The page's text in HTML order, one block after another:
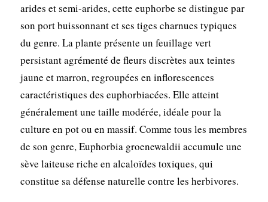
arides et semi-arides, cette euphorbe se distingue par
son port buissonnant et ses tiges charnues typiques
du genre. La plante présente un feuillage vert
persistant agrémenté de fleurs discrètes aux teintes
jaune et marron, regroupées en inflorescences
caractéristiques des euphorbiacées. Elle atteint
généralement une taille modérée, idéale pour la
culture en pot ou en massif. Comme tous les membres
de son genre, Euphorbia groenewaldii accumule une
sève laiteuse riche en alcaloïdes toxiques, qui
constitue sa défense naturelle contre les herbivores.